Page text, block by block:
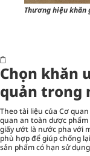
Thương hiệu khăn
Chọn khăn
quản trong
Theo tài liệu của Cơ
quan an toàn dược
giấy ướt là nước pha với
phù hợp để giúp chống
sản phẩm có hạn sử